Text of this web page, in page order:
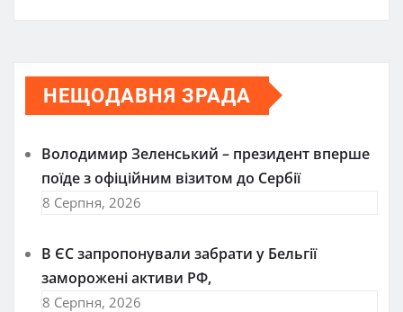
НЕЩОДАВНЯ ЗРАДА
Володимир Зеленський – президент вперше
поїде з офіційним візитом до Сербії
8 Серпня, 2026
В ЄС запропонували забрати у Бельгії
заморожені активи РФ,
8 Серпня, 2026